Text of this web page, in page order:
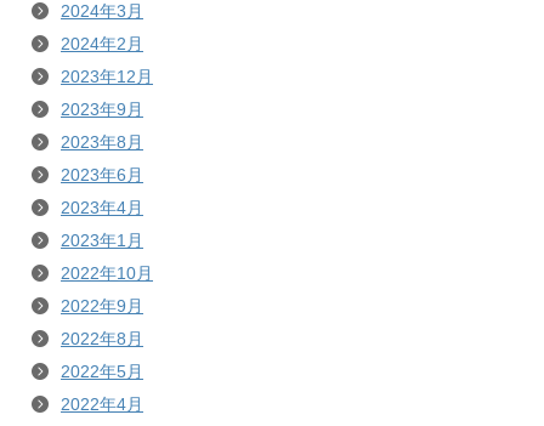
2024年3月
2024年2月
2023年12月
2023年9月
2023年8月
2023年6月
2023年4月
2023年1月
2022年10月
2022年9月
2022年8月
2022年5月
2022年4月